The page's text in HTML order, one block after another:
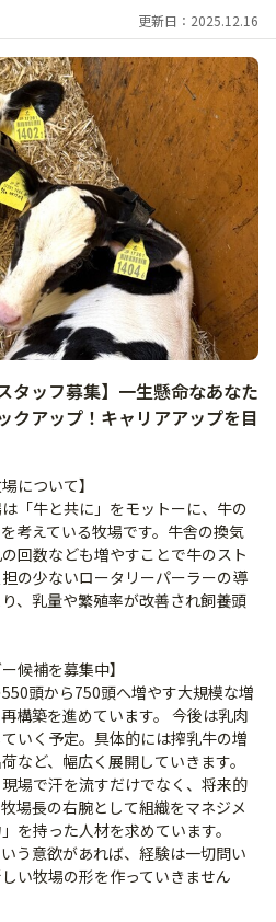
更新日：2025.12.16
タッフ募集】一生懸命なあなた
クアップ！キャリアアップを目
について】
「牛と共に」をモットーに、牛の
考えている牧場です。牛舎の換気
回数なども増やすことで牛のスト
の少ないロータリーパーラーの導
、乳量や繁殖率が改善され飼養頭
候補を募集中】
頭から750頭へ増やす大規模な増
構築を進めています。 今後は乳肉
いく予定。具体的には搾乳牛の増
など、幅広く展開していきます。
場で汗を流すだけでなく、将来的
場長の右腕として組織をマネジメ
を持った人材を求めています。
う意欲があれば、経験は一切問い
い牧場の形を作っていきません